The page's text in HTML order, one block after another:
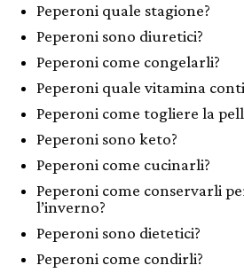
Peperoni quale stagione?
Peperoni sono diuretici?
Peperoni come congelarli?
Peperoni quale vitamina
Peperoni come togliere la
Peperoni sono keto?
Peperoni come cucinarli?
Peperoni come conservarli
l’inverno?
Peperoni sono dietetici?
Peperoni come condirli?